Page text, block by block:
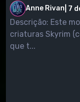
Anne Rivan 7
Descrição: Este
criaturas Skyrim
que t...